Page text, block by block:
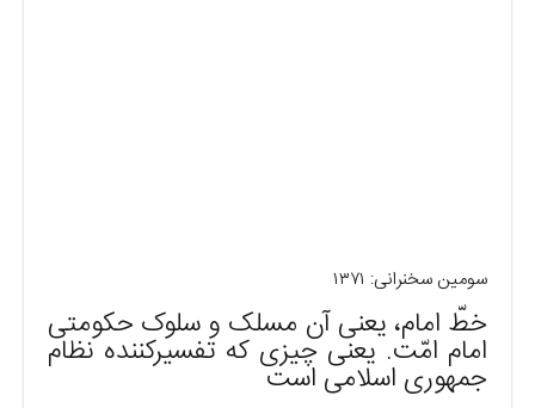
سومین سخنرانی: ۱۳۷۱
خطّ امام، یعنی آن مسلک و سلوک حکومتی
امام امّت. یعنی چیزی که تفسیرکننده نظام
جمهوری اسلامی است